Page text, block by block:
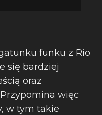
funku z Rio
się bardziej
oraz
więc
w tym takie